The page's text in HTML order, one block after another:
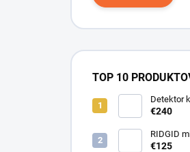
TOP 10
Detektor
Find 66
€240
RIDGID
Detektor
€125